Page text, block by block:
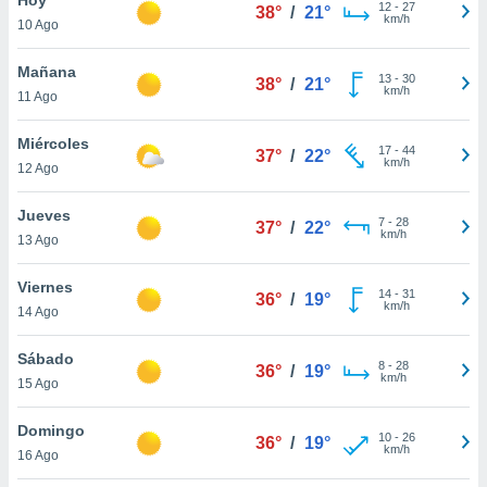
y
en
más
de
cookies
10 Ago
38° / 21° 12- 27
km/h
Mañana
11 Ago
38° / 21° 13- 30
km/h
Miércoles
12 Ago
37° / 22° 17- 44
km/h
Jueves
13 Ago
37° / 22° 7- 28
km/h
Viernes
14 Ago
36° / 19° 14- 31
km/h
Sábado
15 Ago
36° / 19° 8- 28
km/h
Domingo
16 Ago
36° / 19° 10- 26
km/h